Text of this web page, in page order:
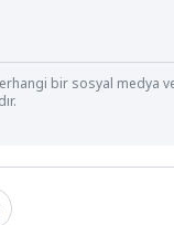
bir sosyal medya